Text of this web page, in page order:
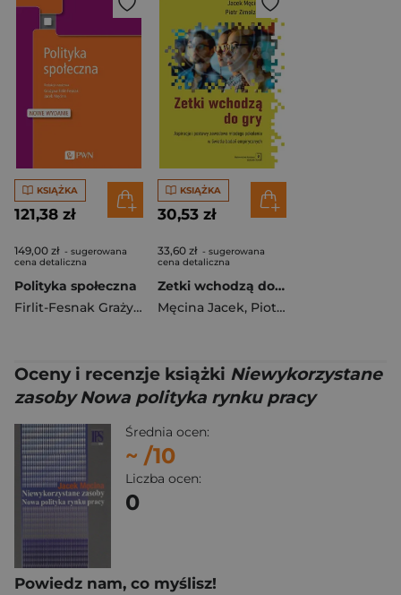
KSIĄŻKA
121,38 zł
149,00 zł - sugerowana
cena detaliczna
Polityka społeczna
Firlit-Fesnak Grażyna
Męcina Jacek
KSIĄŻKA
30,53 zł
33,60 zł - sugerowana
cena detaliczna
Zetki wchodzą do gry. Aspiracje i postawy...
Męcina Jacek, Piotr Zimolzak
Oceny i recenzje książki Niewykorzystane
zasoby Nowa polityka rynku pracy
Średnia ocen:
~ /10
Liczba ocen:
0
Powiedz nam, co myślisz!